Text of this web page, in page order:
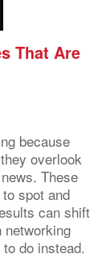
That Are
because
overlook
These
spot and
can shift
do instead.